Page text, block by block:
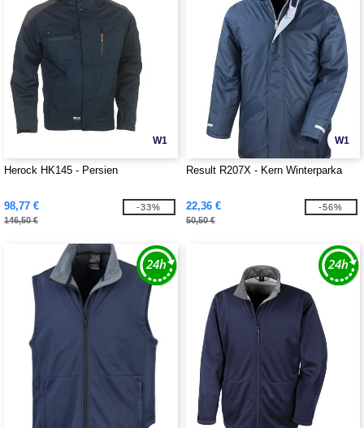
W1
Herock HK145 - Persien
98,77 €
146,50 €
-33%
W1
Result R207X - Kern Winterparka
22,36 €
50,50 €
-56%